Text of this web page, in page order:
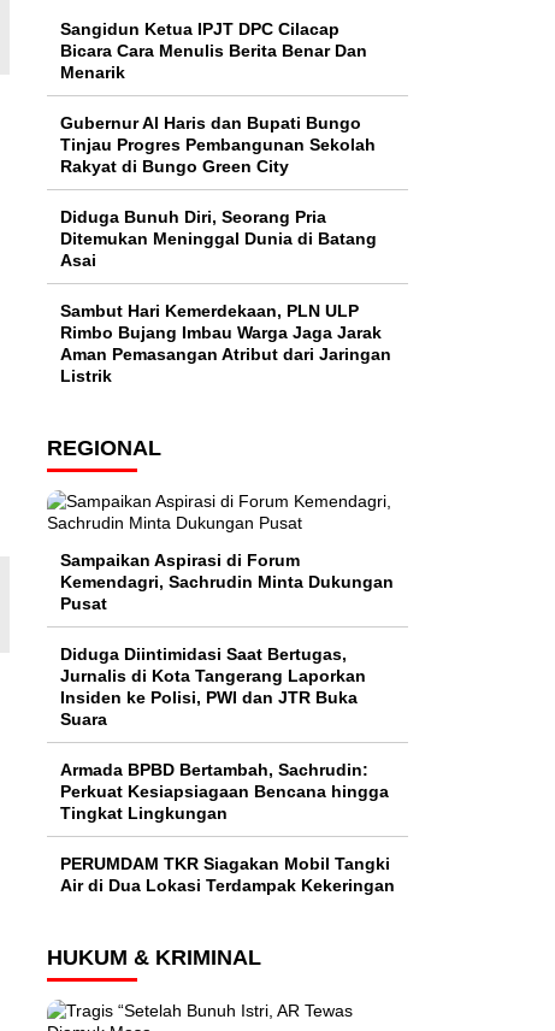
Sangidun Ketua IPJT DPC Cilacap
Bicara Cara Menulis Berita Benar Dan
Menarik
​Gubernur Al Haris dan Bupati Bungo
Tinjau Progres Pembangunan Sekolah
Rakyat di Bungo Green City
Diduga Bunuh Diri, Seorang Pria
Ditemukan Meninggal Dunia di Batang
Asai
Sambut Hari Kemerdekaan, PLN ULP
Rimbo Bujang Imbau Warga Jaga Jarak
Aman Pemasangan Atribut dari Jaringan
Listrik​
REGIONAL
Sampaikan Aspirasi di Forum
Kemendagri, Sachrudin Minta Dukungan
Pusat
Diduga Diintimidasi Saat Bertugas,
Jurnalis di Kota Tangerang Laporkan
Insiden ke Polisi, PWI dan JTR Buka
Suara
Armada BPBD Bertambah, Sachrudin:
Perkuat Kesiapsiagaan Bencana hingga
Tingkat Lingkungan
PERUMDAM TKR Siagakan Mobil Tangki
Air di Dua Lokasi Terdampak Kekeringan
HUKUM & KRIMINAL